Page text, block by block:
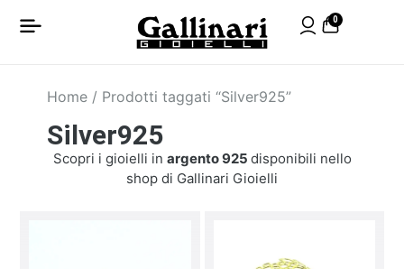
0
Home / Prodotti taggati “Silver925”
Silver925
Scopri i gioielli in argento925 disponibili nello
shop di Gallinari Gioielli